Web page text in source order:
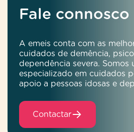
Fale connosco
A emeis conta com as
cuidados de demência,
dependência severa. Somos
especializado em cuidados
apoio a pessoas idosas e
Contactar